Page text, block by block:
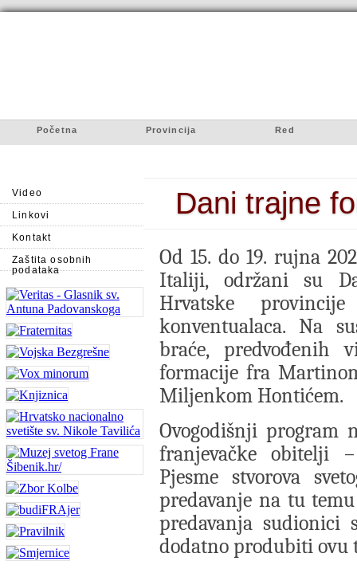
Početna Provincija Red
Video
Linkovi
Kontakt
Zaštita osobnih
podataka
Dani trajne
Od 15. do 19. rujna
Italiji, održani su
Hrvatske
konventualaca. Na
braće, predvođenih
formacije fra
Miljenkom Hontićem.
Ovogodišnji program
franjevačke obitelji
Pjesme stvorova
predavanje na tu
predavanja
dodatno produbiti ovu